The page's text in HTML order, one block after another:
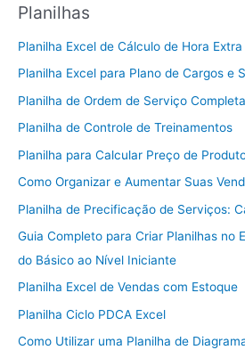
Planilhas
Planilha Excel de Cálculo de Hora Extra
Planilha Excel para Plano de Cargos e
Planilha de Ordem de Serviço Completa
Planilha de Controle de Treinamentos
Planilha para Calcular Preço de
Como Organizar e Aumentar Suas
Planilha de Precificação de Serviços:
Guia Completo para Criar Planilhas no
do Básico ao Nível Iniciante
Planilha Excel de Vendas com Estoque
Planilha Ciclo PDCA Excel
Como Utilizar uma Planilha de